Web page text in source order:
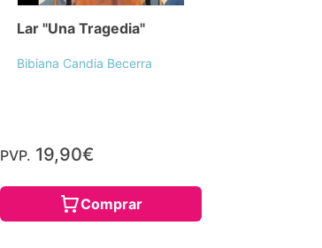
Lar "Una Tragedia"
Bibiana Candia Becerra
PVP. 19,90€
Comprar